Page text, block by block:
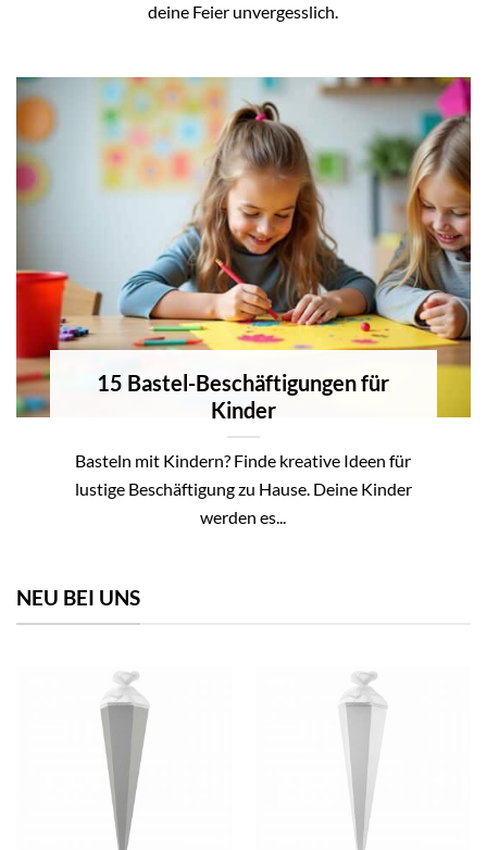
deine Feier unvergesslich.
15 Bastel-Beschäftigungen für
Kinder
Basteln mit Kindern? Finde kreative Ideen für
lustige Beschäftigung zu Hause. Deine Kinder
werden es...
NEU BEI UNS